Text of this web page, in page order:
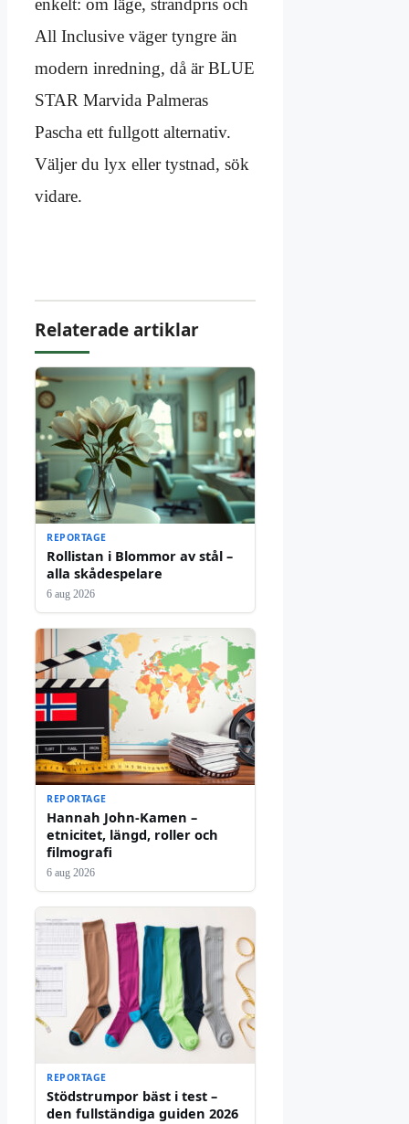
enkelt: om läge, strandpris och
All Inclusive väger tyngre än
modern inredning, då är BLUE
STAR Marvida Palmeras
Pascha ett fullgott alternativ.
Väljer du lyx eller tystnad, sök
vidare.
Relaterade artiklar
REPORTAGE
Rollistan i Blommor av stål –
alla skådespelare
6 aug 2026
REPORTAGE
Hannah John-Kamen –
etnicitet, längd, roller och
filmografi
6 aug 2026
REPORTAGE
Stödstrumpor bäst i test –
den fullständiga guiden 2026